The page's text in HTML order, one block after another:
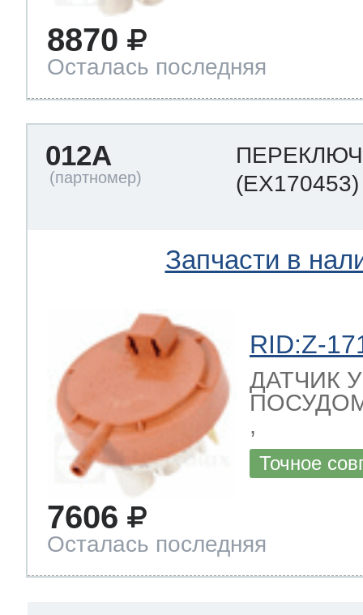
8870
Осталась последняя
012A
(EX170453)
Запчасти в
RID:Z-
ДАТЧИК
,
Точное
7606
Осталась последняя